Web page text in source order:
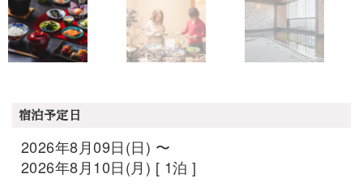
宿泊予定日
2026年8月09日(日) 〜
2026年8月10日(月) [ 1泊 ]